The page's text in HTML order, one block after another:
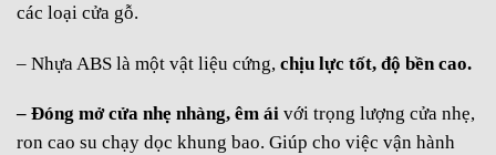
các loại cửa gỗ.
– Nhựa ABS là một vật liệu cứng, chịu lực tốt, độ bền cao.
– Đóng mở cửa nhẹ nhàng, êm ái với trọng lượng cửa nhẹ,
ron cao su chạy dọc khung bao. Giúp cho việc vận hành